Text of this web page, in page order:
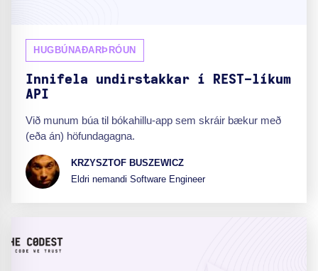
HUGBÚNAÐARÞRÓUN
Innifela undirstakkar í REST-líkum
API
Við munum búa til bókahillu-app sem skráir bækur með
(eða án) höfundagagna.
KRZYSZTOF BUSZEWICZ
Eldri nemandi Software Engineer